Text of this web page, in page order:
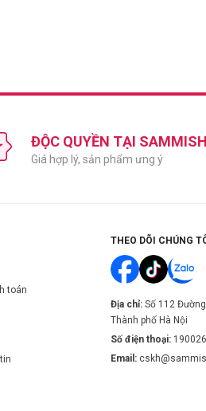
ĐỘC QUYỀN TẠI
Giá hợp lý, sản phẩm ưng ý
toán
THEO DÕI CHÚNG
Địa chỉ: Số 112
Thành phố Hà Nội
Số điện thoại:
Email: